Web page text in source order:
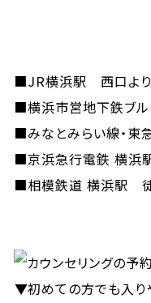
■JR横浜駅 西口よ
■横浜市営地下鉄ブ
■みなとみらい線・東
■京浜急行電鉄 横浜
■相模鉄道 横浜駅
▼初めての方でも入り